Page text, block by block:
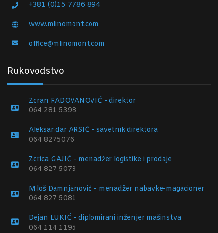
+381 (0)15 7786 894
www.mlinomont.com
office@mlinomont.com
Rukovodstvo
Zoran RADOVANOVIĆ - direktor
064 281 5398
Aleksandar ARSIĆ - savetnik direktora
064 8275076
Zorica GAJIĆ - menadžer logistike i prodaje
064 827 5073
Miloš Damnjanović - menadžer nabavke-magacioner
064 827 5081
Dejan LUKIĆ - diplomirani inženjer mašinstva
064 114 1195